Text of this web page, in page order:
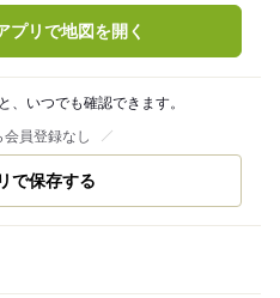
プリで地図を開く
、いつでも確認できます。
会員登録なし
で保存する